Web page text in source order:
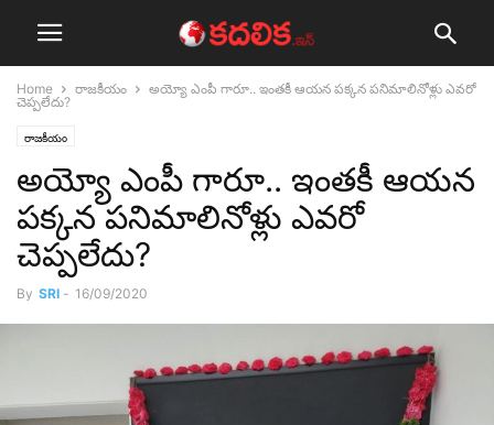
Home రాజ‌కీయం
అయ్యో ఎంపీ గారూ.. ఇంత‌కీ ఆయ‌న‌ ప‌క్క‌న ప‌నిమాలినోళ్లు ఎవ‌రో
చెప్ప‌లేదు?
రాజ‌కీయం
అయ్యో ఎంపీ గారూ.. ఇంత‌కీ ఆయ‌న‌
ప‌క్క‌న ప‌నిమాలినోళ్లు ఎవ‌రో
చెప్ప‌లేదు?
By SRI - 16/09/2020